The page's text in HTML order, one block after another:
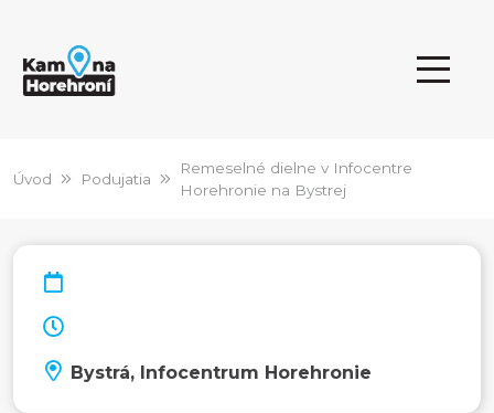
Úvod Podujatia
Remeselné dielne v Infocentre
Horehronie na Bystrej
Bystrá, Infocentrum Horehronie